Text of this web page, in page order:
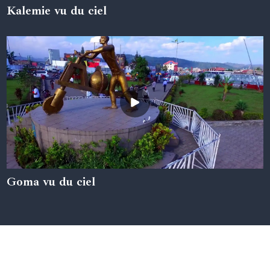
05 juin 2024
Kalemie vu du ciel
05 juin 2024
Goma vu du ciel